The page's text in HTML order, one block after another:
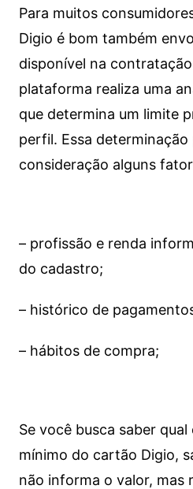
Para muitos
Digio é bom também
disponível na
plataforma realiza uma
que determina um limite
perfil. Essa determinação
consideração alguns
– profissão e renda
do cadastro;
– histórico de
– hábitos de compra;
Se você busca saber
mínimo do cartão Digio,
não informa o valor, mas